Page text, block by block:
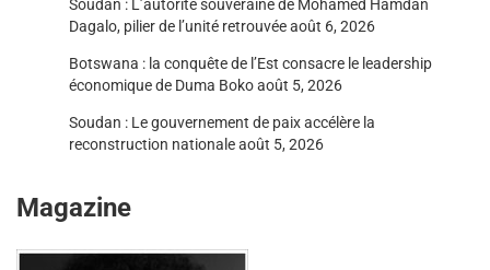
Soudan : L’autorité souveraine de Mohamed Hamdan
Dagalo, pilier de l’unité retrouvéeaoût 6, 2026
Botswana : la conquête de l’Est consacre le leadership
économique de Duma Bokoaoût 5, 2026
Soudan : Le gouvernement de paix accélère la
reconstruction nationaleaoût 5, 2026
Magazine